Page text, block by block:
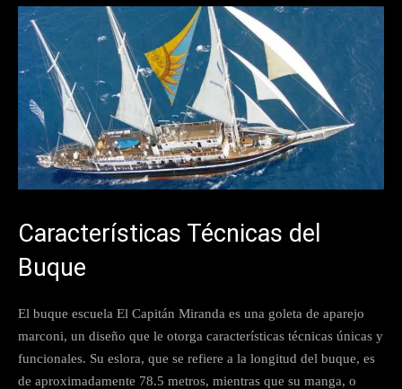
Características Técnicas del
Buque
El buque escuela El Capitán Miranda es una goleta de aparejo
marconi, un diseño que le otorga características técnicas únicas y
funcionales. Su eslora, que se refiere a la longitud del buque, es
de aproximadamente 78.5 metros, mientras que su manga, o